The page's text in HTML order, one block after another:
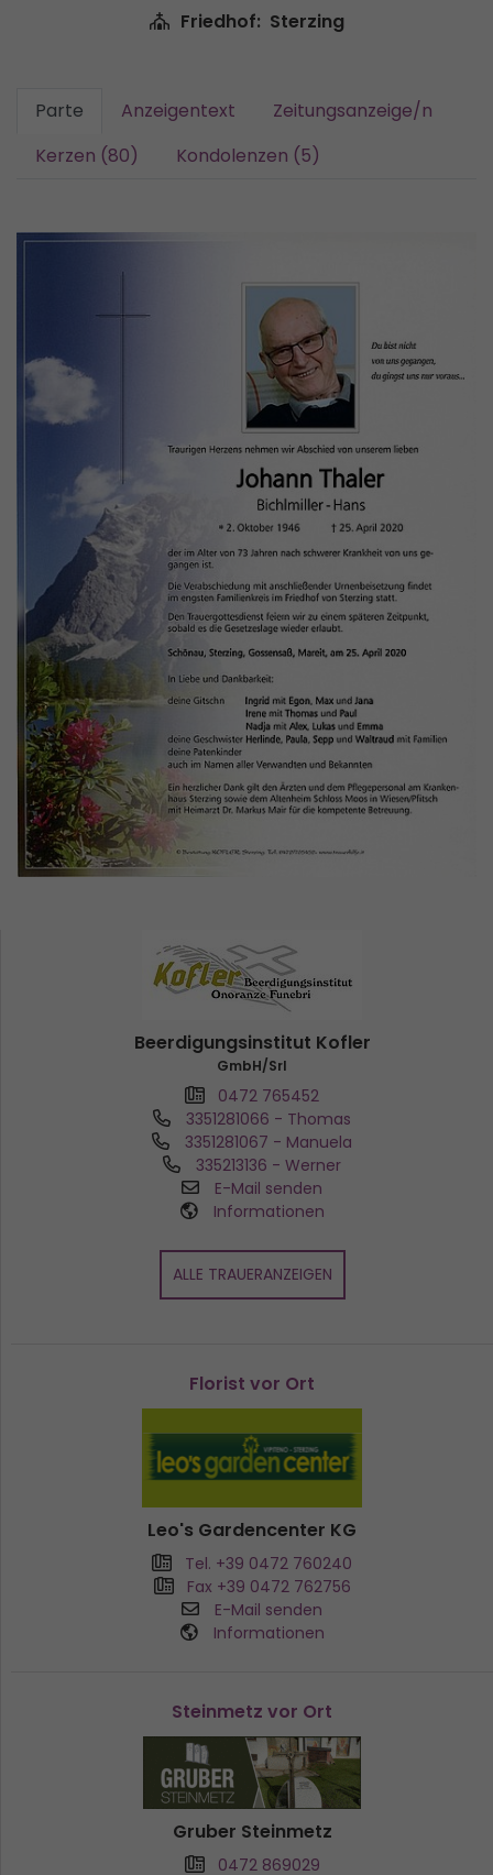
Friedhof: Sterzing
Parte Anzeigentext
Zeitungsanzeige/n
Kerzen (80)
Kondolenzen (5)
Beerdigungsinstitut Kofler
GmbH/Srl
0472 765452
3351281066 - Thomas
3351281067 - Manuela
335213136 - Werner
E-Mail senden
Informationen
ALLE TRAUERANZEIGEN
Florist vor Ort
Leo's Gardencenter KG
Tel. +39 0472 760240
Fax +39 0472 762756
E-Mail senden
Informationen
Steinmetz vor Ort
Gruber Steinmetz
0472 869029